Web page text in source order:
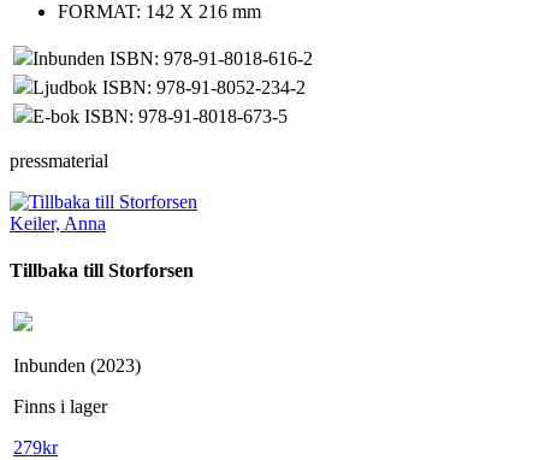
FORMAT: 142 X 216 mm
Inbunden ISBN: 978-91-8018-616-2
Ljudbok ISBN: 978-91-8052-234-2
E-bok ISBN: 978-91-8018-673-5
pressmaterial
Keiler, Anna
Tillbaka till Storforsen
Inbunden (2023)
Finns i lager
279kr